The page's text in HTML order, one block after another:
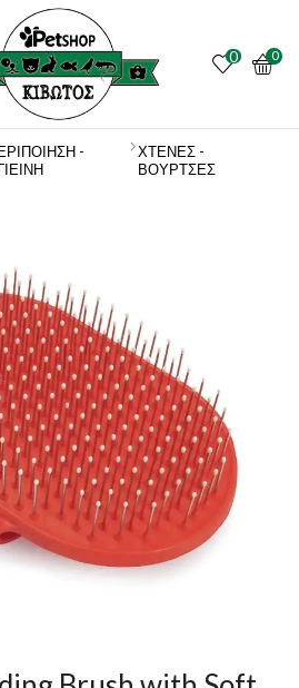
0 0
-
ΧΤΕΝΕΣ -
ΒΟΥΡΤΣΕΣ